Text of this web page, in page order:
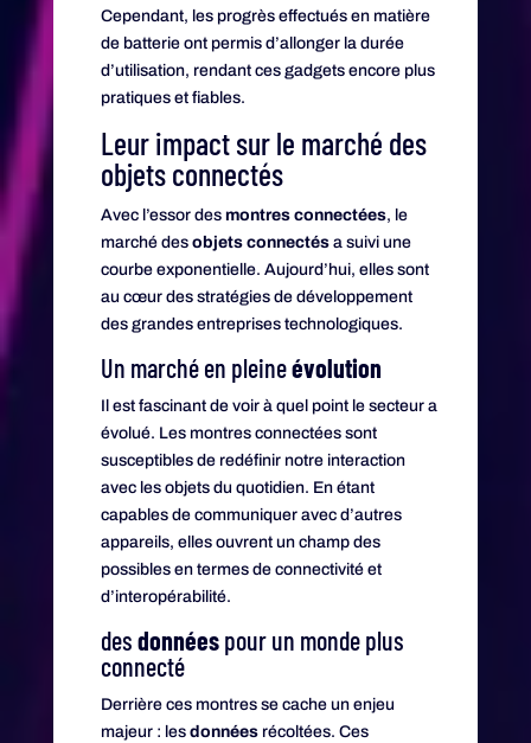
Cependant, les progrès effectués en matière
de batterie ont permis d’allonger la durée
d’utilisation, rendant ces gadgets encore plus
pratiques et fiables.
Leur impact sur le marché des
objets connectés
Avec l’essor des montres connectées, le
marché des objets connectésa suivi une
courbe exponentielle. Aujourd’hui, elles sont
au cœur des stratégies de développement
des grandes entreprises technologiques.
Un marché en pleineévolution
Il est fascinant de voir à quel point le secteur a
évolué. Les montres connectées sont
susceptibles de redéfinir notre interaction
avec les objets du quotidien. En étant
capables de communiquer avec d’autres
appareils, elles ouvrent un champ des
possibles en termes de connectivité et
d’interopérabilité.
desdonnéespour un monde plus
connecté
Derrière ces montres se cache un enjeu
majeur : les donnéesrécoltées. Ces